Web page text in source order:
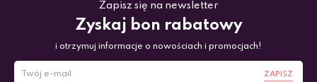
Zapisz się na newsletter
Zyskaj bon rabatowy
i otrzymuj informacje o nowościach i promocjach!
ZAPISZ